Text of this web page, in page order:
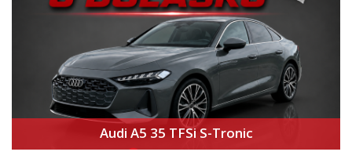
Audi A5 35 TFSi S-Tronic